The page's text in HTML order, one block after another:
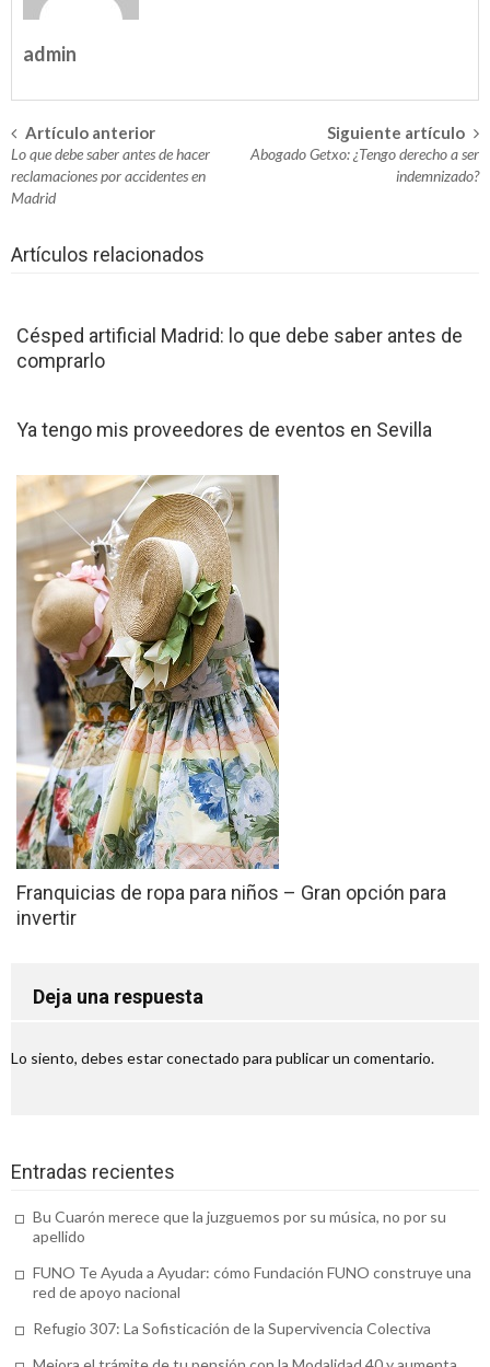
Los mejores mariachis en Bogotá
esperan por ti
Alquiler de videowall en Barcelona –
Mostrando a todos lo que se desea
Elige los accesorios de tu bebé con un
Mobiliario de diseño Vondom: ¿cómo
Casa Vicens, nuevo museo de Antonio
Gaudí – Visita obligada al pasado catalán
Bróker 1000Extra – La luz de la
información vence las tinieblas de la
ignorancia
Finmarkfx: ¿invertir con un broker es una
moda o una necesidad?
Consejos para celebrar las despedidas
Salou según las estaciones del año
Tips para comprar viviendas con terraza
en Salou
Viajes a Francia en tren, una manera
cómoda de hacer turismo
Centro infantil Tenerife: la mejor
educación para tus hijos
un recorrido seguro
Alpargatas de esparto para mujer: el
Motivos para utilizar un serum
antiarrugas de calidad
Ignifugaciones y mantenimiento de
materiales textiles
admin
Navegación
en
entrada
Artículo anterior
Lo que debe saber antes de hacer
reclamaciones por accidentes en
Madrid
Siguiente artículo
Abogado Getxo: ¿Tengo derecho a ser
indemnizado?
Artículos relacionados
Césped artificial Madrid: lo que debe saber antes de
comprarlo
Ya tengo mis proveedores de eventos en Sevilla
Franquicias de ropa para niños – Gran opción para
invertir
Deja una respuesta
Lo siento, debes estarconectado para publicar un comentario.
Entradas recientes
Bu Cuarón merece que la juzguemos por su música, no por su
apellido
FUNO Te Ayuda a Ayudar: cómo Fundación FUNO construye una
red de apoyo nacional
Refugio 307: La Sofisticación de la Supervivencia Colectiva